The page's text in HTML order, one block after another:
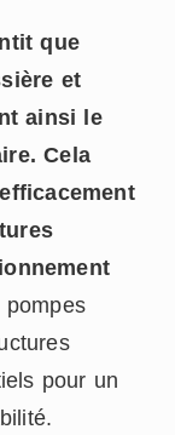
que
et
ainsi le
Cela
pompes
pour un